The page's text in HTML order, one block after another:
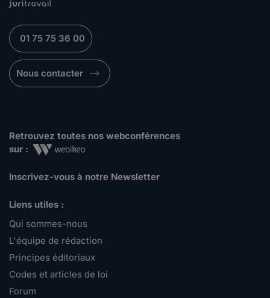
01 75 75 36 00
Nous contacter
Retrouvez toutes nos webconférences
sur :
Inscrivez-vous à notre Newsletter
Liens utiles :
Qui sommes-nous
L'équipe de rédaction
Principes éditoriaux
Codes et articles de loi
Forum